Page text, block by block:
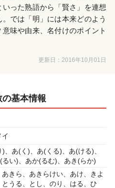
った熟語から「賢さ」を連想
では「明」には本来どのよう
味や由来、名付けのポイント
更新日： 2016年10月01日
の基本情報
イ
、あ(く)、あ(くる)、あ(ける)、
るい)、あか(るむ)、あき(らか)
きら、あきらけい、あけ、きよ
とうる、とし、のり、はる、ひ